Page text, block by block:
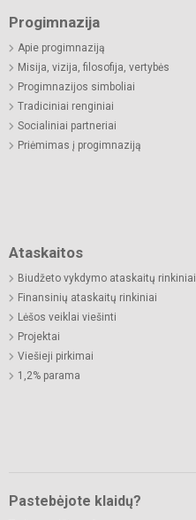
Progimnazija
Apie progimnaziją
Misija, vizija, filosofija, vertybės
Progimnazijos simboliai
Tradiciniai renginiai
Socialiniai partneriai
Priėmimas į progimnaziją
Ataskaitos
Biudžeto vykdymo ataskaitų rinkiniai
Finansinių ataskaitų rinkiniai
Lėšos veiklai viešinti
Projektai
Viešieji pirkimai
1,2% parama
Pastebėjote klaidų?